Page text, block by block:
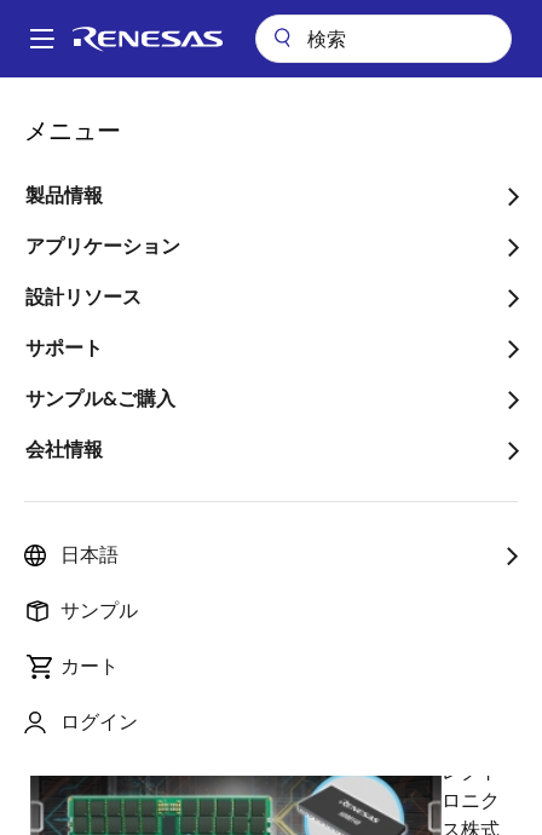
ン
Main
メニュー
製品情報
アプリケーション
設計リソース
サポート
サンプル&ご購入
会社情報
日本語
サンプル
カート
ログイン
パ
ン
く
ず
高性能サーバやデータセンタ向け、DDR5メモリモジュール用JEDEC準
高性能サーバやデータセン
タ向け、DDR5メモリモジ
ュール用JEDEC準拠のデー
タバッファ「5DB0148」を
発売
～高速かつ低消費電力により、DDR5
ュールの速度および帯域幅を向上～
2020年9月9日
レクト
ロニク
ス株式